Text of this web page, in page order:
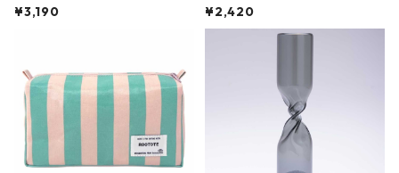
ファスナーポーチ 撥水加工 トラベ
ーガンディー、オフホワイト
¥3,190
大きめ 撥水加工 収納ポーチ CRO
CODILE/Black クロコダイル/ブラ
¥2,420